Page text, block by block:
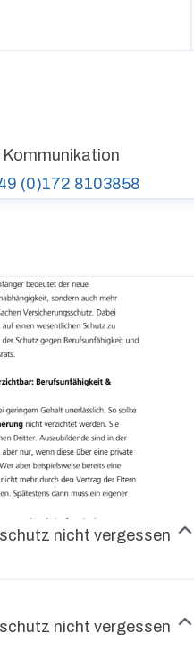
(0)172 8103858
nicht vergessen
nicht vergessen